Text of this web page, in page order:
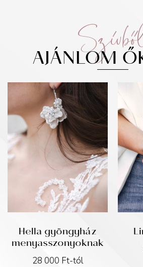
AJÁNLOM
Hella gyöngyház
menyasszonyoknak
28 000 Ft-tól